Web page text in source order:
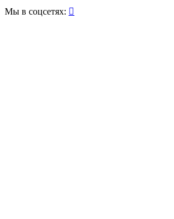
Мы в соцсетях: 